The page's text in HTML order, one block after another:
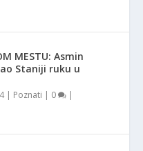
MESTU: Asmin
Staniji ruku u
| Poznati | 0 |